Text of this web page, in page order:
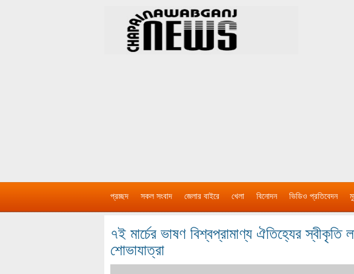
প্রচ্ছদ সকল সংবাদ জেলার বাইরে খেলা বিনোদন ভিডিও প্রতিবেদন
৭ই মার্চের ভাষণ বিশ্বপ্রামাণ্য ঐতিহ্যের স্বীকৃতি
শোভাযাত্রা